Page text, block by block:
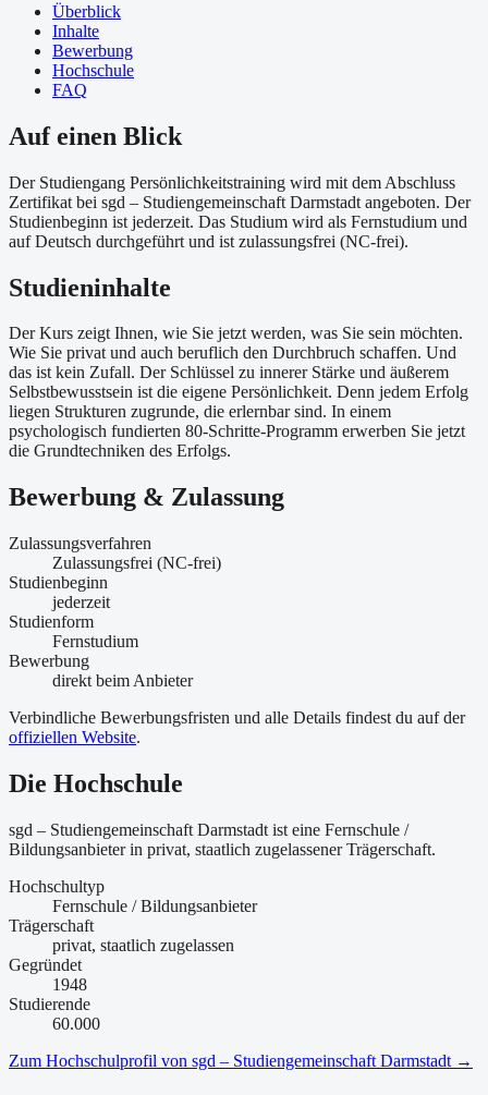
Überblick
Inhalte
Bewerbung
Hochschule
FAQ
Auf einen Blick
Der Studiengang Persönlichkeitstraining wird mit dem Abschluss
Zertifikat bei sgd – Studiengemeinschaft Darmstadt angeboten. Der
Studienbeginn ist jederzeit. Das Studium wird als Fernstudium und
auf Deutsch durchgeführt und ist zulassungsfrei (NC-frei).
Studieninhalte
Der Kurs zeigt Ihnen, wie Sie jetzt werden, was Sie sein möchten.
Wie Sie privat und auch beruflich den Durchbruch schaffen. Und
das ist kein Zufall. Der Schlüssel zu innerer Stärke und äußerem
Selbstbewusstsein ist die eigene Persönlichkeit. Denn jedem Erfolg
liegen Strukturen zugrunde, die erlernbar sind. In einem
psychologisch fundierten 80-Schritte-Programm erwerben Sie jetzt
die Grundtechniken des Erfolgs.
Bewerbung & Zulassung
Zulassungsverfahren
Zulassungsfrei (NC-frei)
Studienbeginn
jederzeit
Studienform
Fernstudium
Bewerbung
direkt beim Anbieter
Verbindliche Bewerbungsfristen und alle Details findest du auf der
offiziellen Website.
Die Hochschule
sgd – Studiengemeinschaft Darmstadt ist eine Fernschule /
Bildungsanbieterin privat, staatlich zugelassener Trägerschaft.
Hochschultyp
Fernschule / Bildungsanbieter
Trägerschaft
privat, staatlich zugelassen
Gegründet
1948
Studierende
60.000
Zum Hochschulprofil von sgd – Studiengemeinschaft Darmstadt →